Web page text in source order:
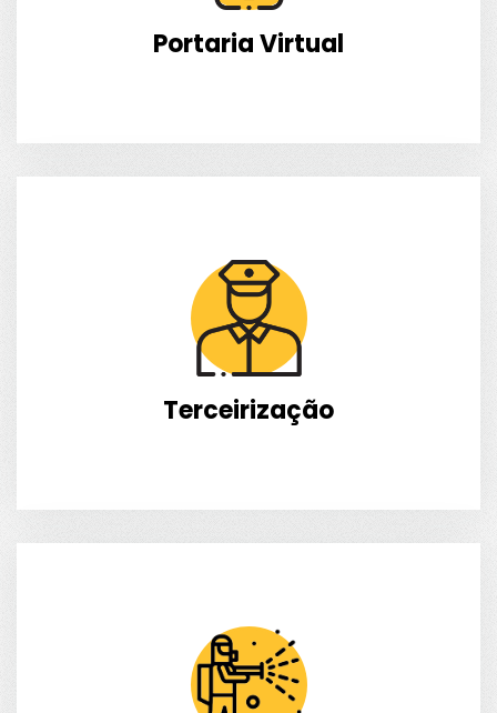
Portaria Virtual
Terceirização